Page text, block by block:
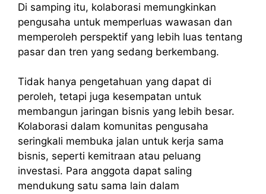
Di samping itu, kolaborasi memungkinkan
pengusaha untuk memperluas wawasan dan
memperoleh perspektif yang lebih luas tentang
pasar dan tren yang sedang berkembang.
Tidak hanya pengetahuan yang dapat di
peroleh, tetapi juga kesempatan untuk
membangun jaringan bisnis yang lebih besar.
Kolaborasi dalam komunitas pengusaha
seringkali membuka jalan untuk kerja sama
bisnis, seperti kemitraan atau peluang
investasi. Para anggota dapat saling
mendukung satu sama lain dalam